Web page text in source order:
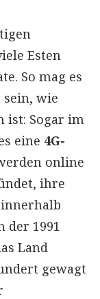
Esten
So mag es
wie
ist: Sogar im
eine 4G-
online
ihre
der 1991
Land
gewagt